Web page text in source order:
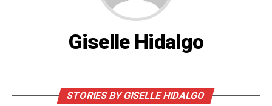
Giselle Hidalgo
STORIES BY GISELLE HIDALGO